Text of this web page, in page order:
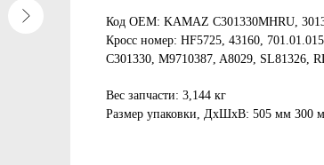
Код OEM: KAMAZ C301330MHRU,
Кросс номер: HF5725, 43160,
C301330, M9710387, A8029, SL81326,
Вес запчасти: 3,144 кг
Размер упаковки, ДxШxВ: 505 мм 300